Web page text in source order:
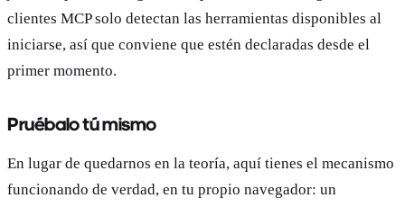
clientes MCP solo detectan las herramientas disponibles al
iniciarse, así que conviene que estén declaradas desde el
primer momento.
Pruébalo tú mismo
En lugar de quedarnos en la teoría, aquí tienes el mecanismo
funcionando de verdad, en tu propio navegador: un